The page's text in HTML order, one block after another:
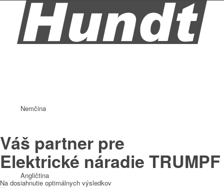
Nemčina
Angličtina
Váš partner pre
Elektrické náradie TRUMPF
Na dosiahnutie optimálnych výsledkov